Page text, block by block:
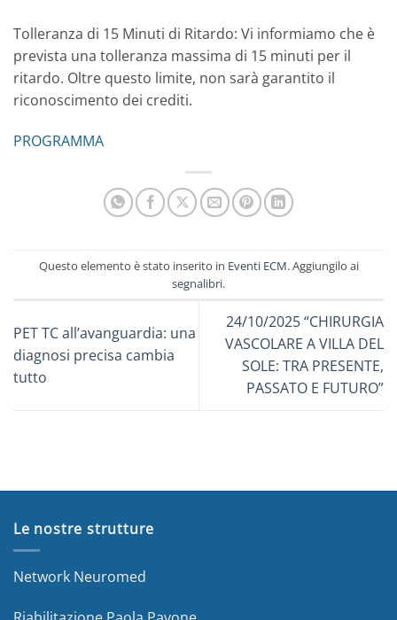
Tolleranza di 15 Minuti di Ritardo: Vi informiamo che è
prevista una tolleranza massima di 15 minuti per il
ritardo. Oltre questo limite, non sarà garantito il
riconoscimento dei crediti.
PROGRAMMA
Questo elemento è stato inserito in Eventi ECM. Aggiungilo ai
segnalibri.
PET TC all’avanguardia: una
diagnosi precisa cambia
tutto
24/10/2025 “CHIRURGIA
VASCOLARE A VILLA DEL
SOLE: TRA PRESENTE,
PASSATO E FUTURO”
Le nostre strutture
Network Neuromed